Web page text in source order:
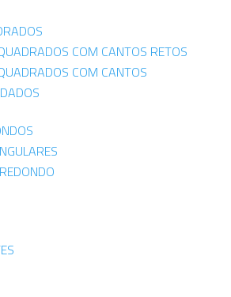
COM CANTOS RETOS
COM CANTOS